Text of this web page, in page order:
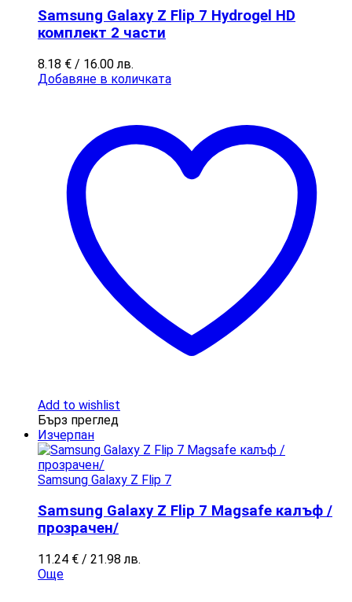
Samsung Galaxy Z Flip 7 Hydrogel HD
комплект 2 части
8.18 € / 16.00 лв.
Добавяне в количката
Add to wishlist
Бърз преглед
Изчерпан
Samsung Galaxy Z Flip 7
Samsung Galaxy Z Flip 7 Magsafe калъф /
прозрачен/
11.24 € / 21.98 лв.
Още